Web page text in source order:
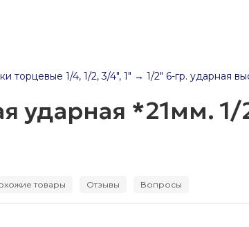
торцевые 1/4, 1/2, 3/4", 1" → 1/2" 6-гр. ударная
ударная *21мм.
товары Отзывы Вопросы